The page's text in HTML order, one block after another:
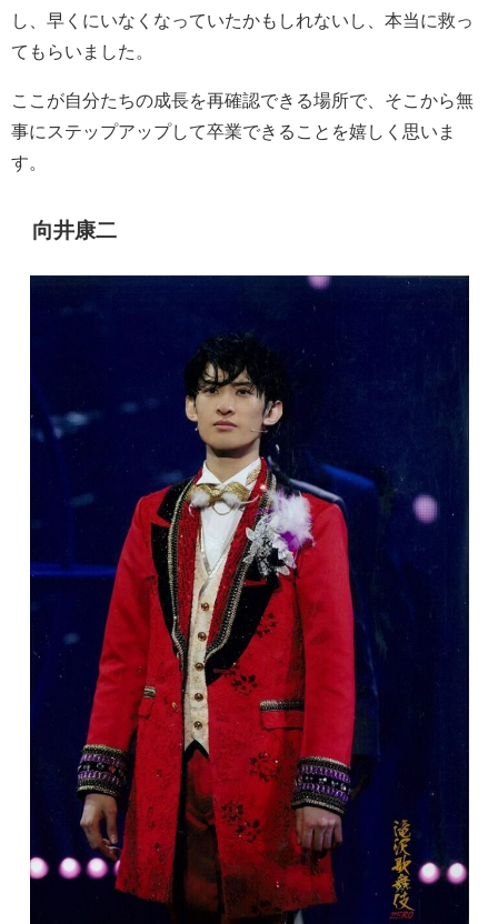
し、早くにいなくなっていたかもしれないし、本当に救っ
てもらいました。
ここが自分たちの成長を再確認できる場所で、そこから無
事にステップアップして卒業できることを嬉しく思いま
す。
向井康二